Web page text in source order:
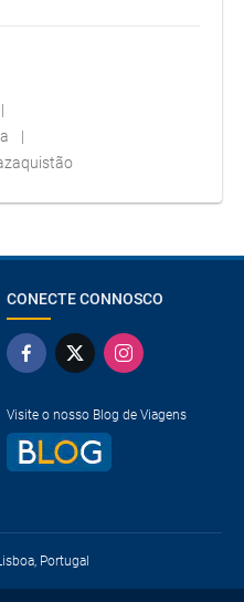
CONECTE CONNOSCO
Visite o nosso Blog de Viagens
Portugal